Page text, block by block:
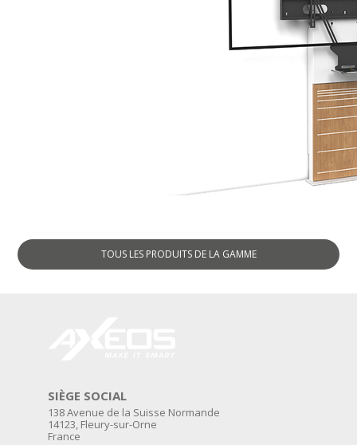
TOUS LES PRODUITS DE LA GAMME
SIÈGE SOCIAL
138 Avenue de la Suisse Normande
14123, Fleury-sur-Orne
France